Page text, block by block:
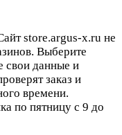
store.argus-x.ru не
Выберите
свои данные и
заказ и
времени.
по пятницу с 9 до